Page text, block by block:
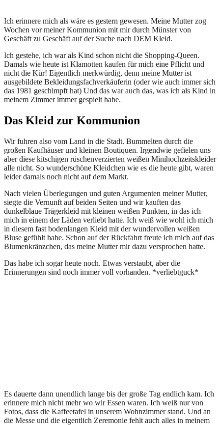
Ich erinnere mich als wäre es gestern gewesen. Meine Mutter zog
Wochen vor meiner Kommunion mit mir durch Münster von
Geschäft zu Geschäft auf der Suche nach DEM Kleid.
Ich gestehe, ich war als Kind schon nicht die Shopping-Queen.
Damals wie heute ist Klamotten kaufen für mich eine Pflicht und
nicht die Kür! Eigentlich merkwürdig, denn meine Mutter ist
ausgebildete Bekleidungsfachverkäuferin (oder wie auch immer sich
das 1981 geschimpft hat) Und das war auch das, was ich als Kind in
meinem Zimmer immer gespielt habe.
Das Kleid zur Kommunion
Wir fuhren also vom Land in die Stadt. Bummelten durch die
großen Kaufhäuser und kleinen Boutiquen. Irgendwie gefielen uns
aber diese kitschigen rüschenverzierten weißen Minihochzeitskleider
alle nicht. So wunderschöne Kleidchen wie es die heute gibt, waren
leider damals noch nicht auf dem Markt.
Nach vielen Überlegungen und guten Argumenten meiner Mutter,
siegte die Vernunft auf beiden Seiten und wir kauften das
dunkelblaue Trägerkleid mit kleinen weißen Punkten, in das ich
mich in einem der Läden verliebt hatte. Ich weiß wie wohl ich mich
in diesem fast bodenlangen Kleid mit der wundervollen weißen
Bluse gefühlt habe. Schon auf der Rückfahrt freute ich mich auf das
Blumenkränzchen, das meine Mutter mir dazu versprochen hatte.
Das habe ich sogar heute noch. Etwas verstaubt, aber die
Erinnerungen sind noch immer voll vorhanden. *verliebtguck*
Es dauerte dann unendlich lange bis der große Tag endlich kam. Ich
erinnere mich nicht mehr wo wir Essen waren. Ich weiß nur von
Fotos, dass die Kaffeetafel in unserem Wohnzimmer stand. Und an
die Messe und die eigentlich Zeremonie fehlt auch alles in meinem